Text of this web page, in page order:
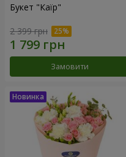
Букет "Каїр"
2 399 грн
Замовити